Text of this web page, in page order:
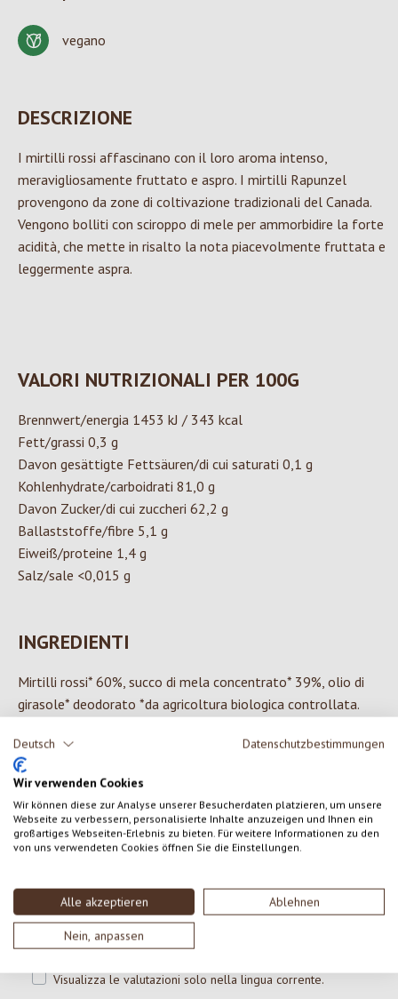
Deutsch Datenschutzbestimmungen
Wir verwenden Cookies
Wir können diese zur Analyse unserer Besucherdaten platzieren, um unsere
Webseite zu verbessern, personalisierte Inhalte anzuzeigen und Ihnen ein
großartiges Webseiten-Erlebnis zu bieten. Für weitere Informationen zu den
von uns verwendeten Cookies öffnen Sie die Einstellungen.
Alle akzeptieren Ablehnen
Nein, anpassen
vegano
DESCRIZIONE
I mirtilli rossi affascinano con il loro aroma intenso,
meravigliosamente fruttato e aspro. I mirtilli Rapunzel
provengono da zone di coltivazione tradizionali del Canada.
Vengono bolliti con sciroppo di mele per ammorbidire la forte
acidità, che mette in risalto la nota piacevolmente fruttata e
leggermente aspra.
VALORI NUTRIZIONALI PER 100G
Brennwert/energia 1453 kJ / 343 kcal
Fett/grassi 0,3 g
Davon gesättigte Fettsäuren/di cui saturati 0,1 g
Kohlenhydrate/carboidrati 81,0 g
Davon Zucker/di cui zuccheri 62,2 g
Ballaststoffe/fibre 5,1 g
Eiweiß/proteine 1,4 g
Salz/sale <0,015 g
INGREDIENTI
Mirtilli rossi* 60%, succo di mela concentrato* 39%, olio di
girasole* deodorato *da agricoltura biologica controllata.
0 di 0 valutazioni
Valutazione media di 0 su 5 stelle
Formula una valutazione!
Condividi le tue esperienze con il prodotto con altri clienti.
SCRIVERE UNA RECENSIONE
Visualizza le valutazioni solo nella lingua corrente.